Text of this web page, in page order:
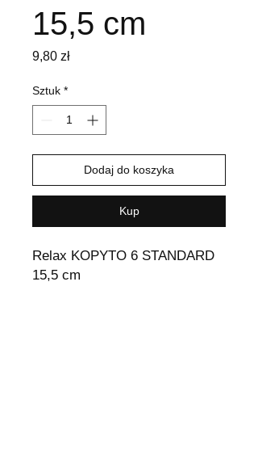
15,5 cm
9,80 złCena
Sztuk *
Dodaj do koszyka
Kup
Relax KOPYTO 6 STANDARD
15,5 cm